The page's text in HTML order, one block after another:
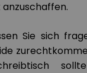
Sie sich